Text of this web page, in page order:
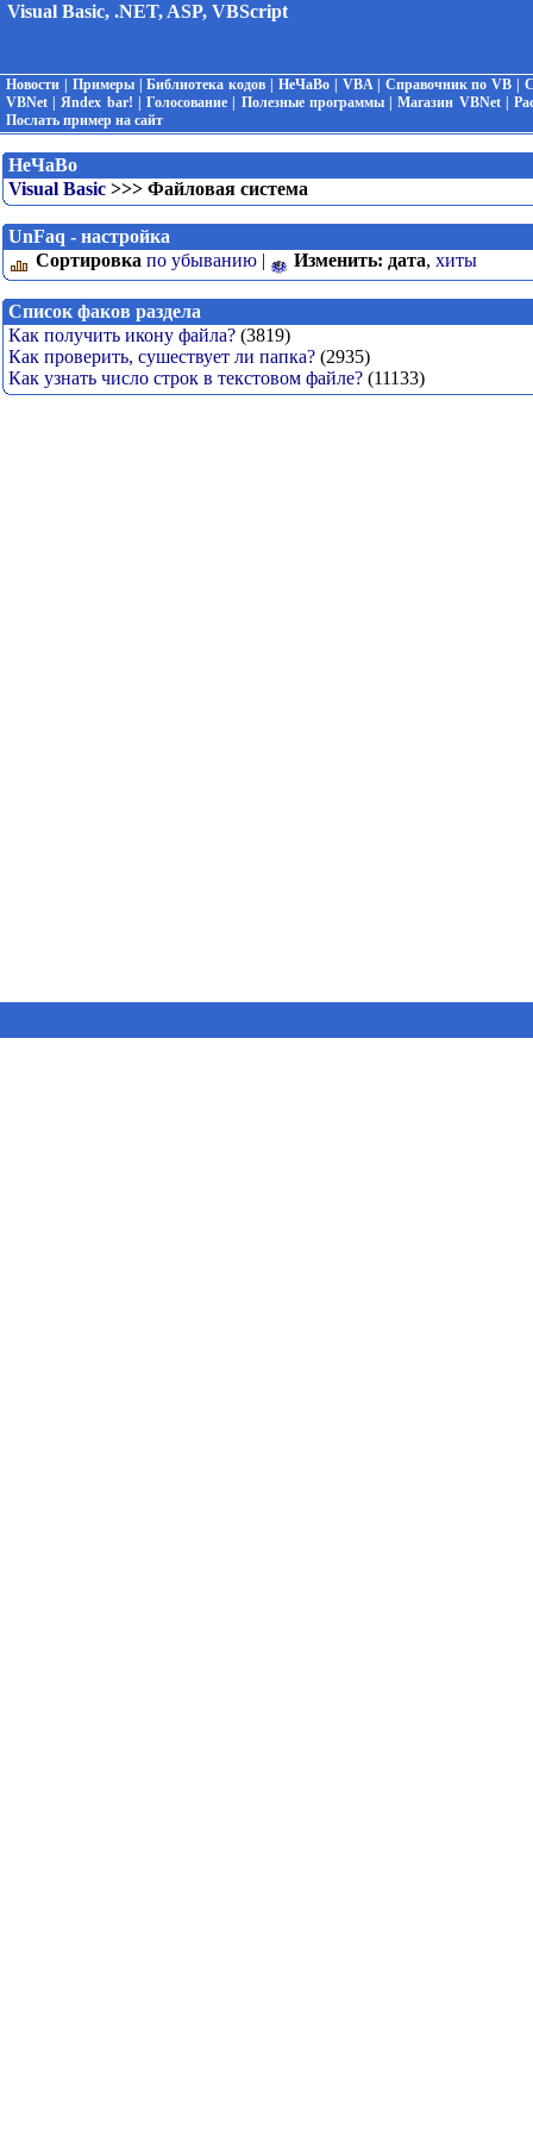
Visual Basic, .NET, ASP, VBScript
Новости Примеры|Библиотека кодов |НеЧаВо VBA| Справочник по VB |
VBNet |Яndex bar! |Голосование Полезные программы|Магазин VBNet|
Послать пример на сайт
НеЧаВо
Visual Basic >>> Файловая система
UnFaq - настройка
Сортировка по убыванию | Изменить: дата, хиты
Список факов раздела
Как получить икону файла? (3819)
Как проверить, сушествует ли папка? (2935)
Как узнать число строк в текстовом файле? (11133)